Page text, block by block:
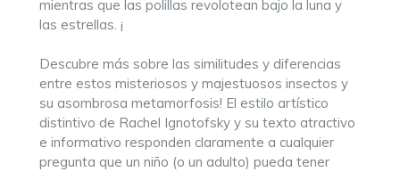
mientras que las polillas revolotean bajo la luna y
las estrellas. ¡
Descubre más sobre las similitudes y diferencias
entre estos misteriosos y majestuosos insectos y
su asombrosa metamorfosis! El estilo artístico
distintivo de Rachel Ignotofsky y su texto atractivo
e informativo responden claramente a cualquier
pregunta que un niño (o un adulto) pueda tener